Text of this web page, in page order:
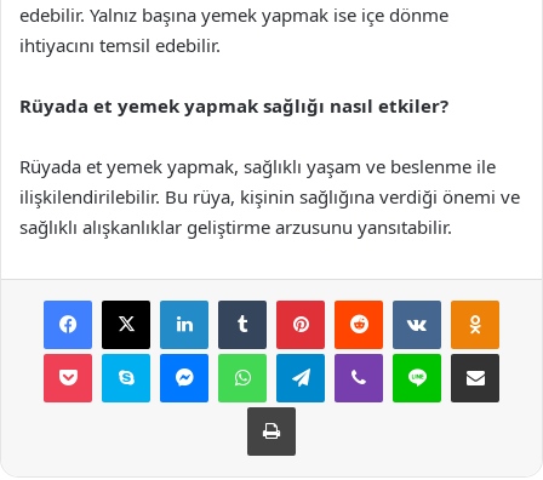
edebilir. Yalnız başına yemek yapmak ise içe dönme
ihtiyacını temsil edebilir.
Rüyada et yemek yapmak sağlığı nasıl etkiler?
Rüyada et yemek yapmak, sağlıklı yaşam ve beslenme ile
ilişkilendirilebilir. Bu rüya, kişinin sağlığına verdiği önemi ve
sağlıklı alışkanlıklar geliştirme arzusunu yansıtabilir.
Facebook
X LinkedInTumblr PinterestReddit VKontakte
Pocket Skype MessengerWhatsAppTelegramViber Line E-Posta ile
Yazdır